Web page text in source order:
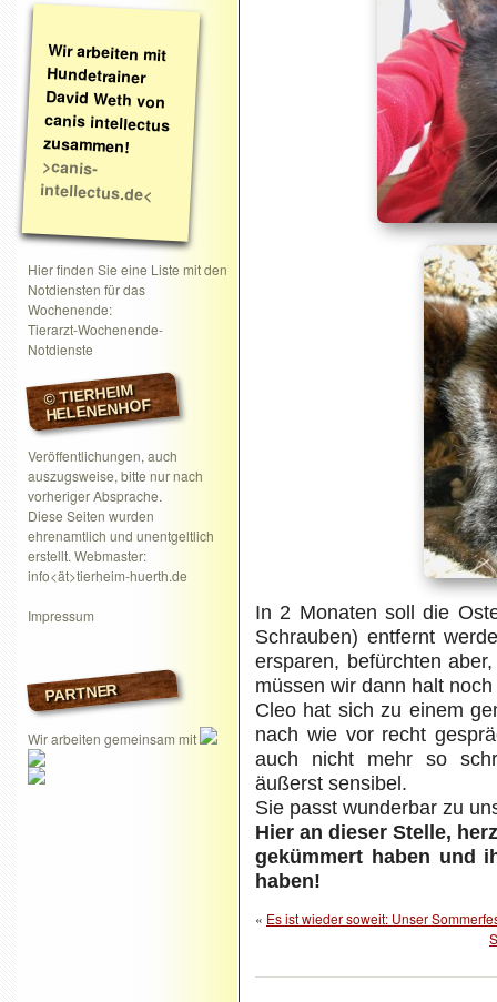
Wir arbeiten mit
Hundetrainer
David Weth von
canis intellectus
zusammen!
>canis-
intellectus.de<
Hier finden Sie eine Liste mit den
Notdiensten für das
Wochenende:
Tierarzt-Wochenende-
Notdienste
© TIERHEIM
HELENENHOF
Veröffentlichungen, auch
auszugsweise, bitte nur nach
vorheriger Absprache.
Diese Seiten wurden
ehrenamtlich und unentgeltlich
erstellt. Webmaster:
info<ät>tierheim-huerth.de
Impressum
PARTNER
Wir arbeiten gemeinsam mit
In 2 Monaten soll die
Schrauben) entfernt
ersparen, befürchten
müssen wir dann halt
Cleo hat sich zu einem
nach wie vor recht
auch nicht mehr so
äußerst sensibel.
Sie passt wunderbar zu
Hier an dieser Stelle,
gekümmert haben und
haben!
« Es ist wieder soweit: Unser